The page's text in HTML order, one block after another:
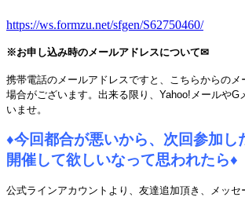
https://ws.formzu.net/sfgen/S62750460/
※お申し込み時のメールアドレスについて✉
携帯電話のメールアドレスですと、こちらからの
場合がございます。 出来る限り、Yahoo!メールやG
いませ。
♦今回都合が悪いから、次回参加し
開催して欲しいなって思われたら♦
公式ラインアカウントより、友達追加頂き、メッ